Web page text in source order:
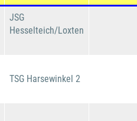
JSG
Hesselteich/Loxten
TSG Harsewinkel 2